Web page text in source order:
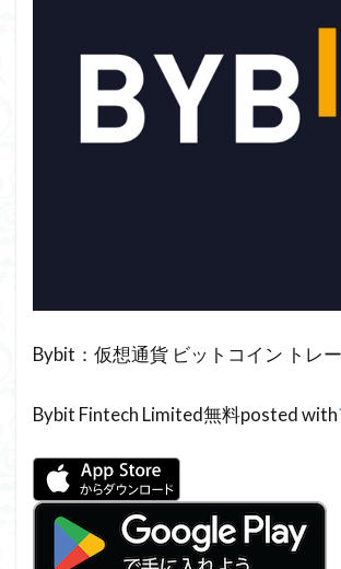
Bybit：仮想通貨 ビットコイン トレ
Bybit Fintech Limited無料posted with